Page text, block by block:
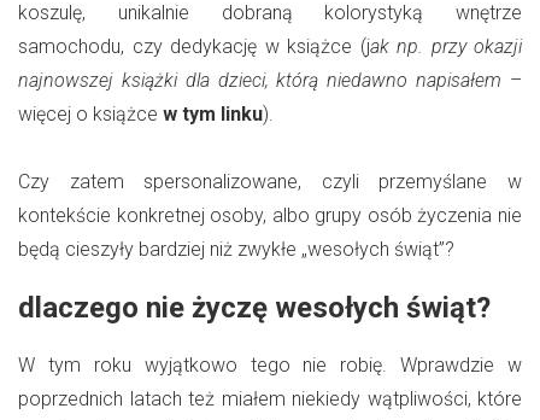
koszulę, unikalnie dobraną kolorystyką wnętrze
samochodu, czy dedykację w książce (jak np. przy okazji
najnowszej książki dla dzieci, którą niedawno napisałem –
więcej o książce w tym linku).
Czy zatem spersonalizowane, czyli przemyślane w
kontekście konkretnej osoby, albo grupy osób życzenia nie
będą cieszyły bardziej niż zwykłe „wesołych świąt”?
dlaczego nie życzę wesołych świąt?
W tym roku wyjątkowo tego nie robię. Wprawdzie w
poprzednich latach też miałem niekiedy wątpliwości, które